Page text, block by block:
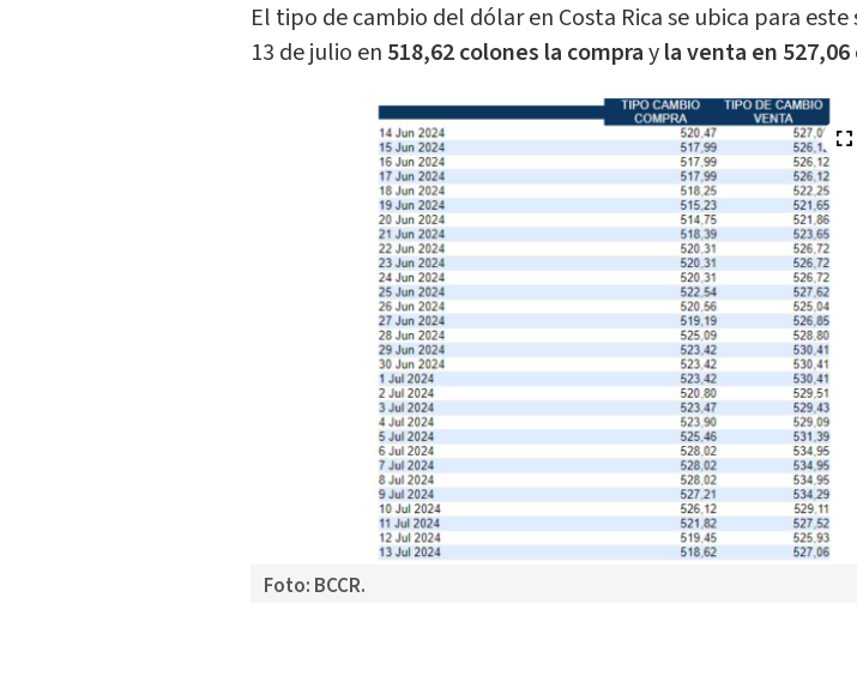
El tipo de cambio del dólar en Costa Rica se ubica para este
13 de julio en 518,62 colones la comprayla venta en
Foto: BCCR.